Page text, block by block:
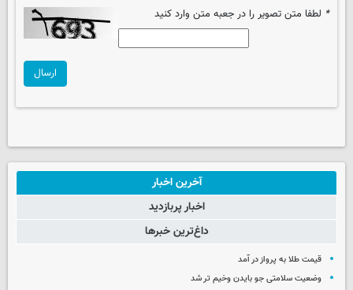
* لطفا متن تصویر را در جعبه متن وارد کنید
ارسال
آخرین اخبار
اخبار پربازدید
داغ‌ترین خبرها
قیمت طلا به پرواز در آمد
وضعیت سلامتی جو بایدن وخیم تر شد